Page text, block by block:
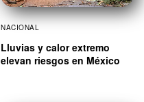
NACIONAL
Lluvias y calor extremo
elevan riesgos en México